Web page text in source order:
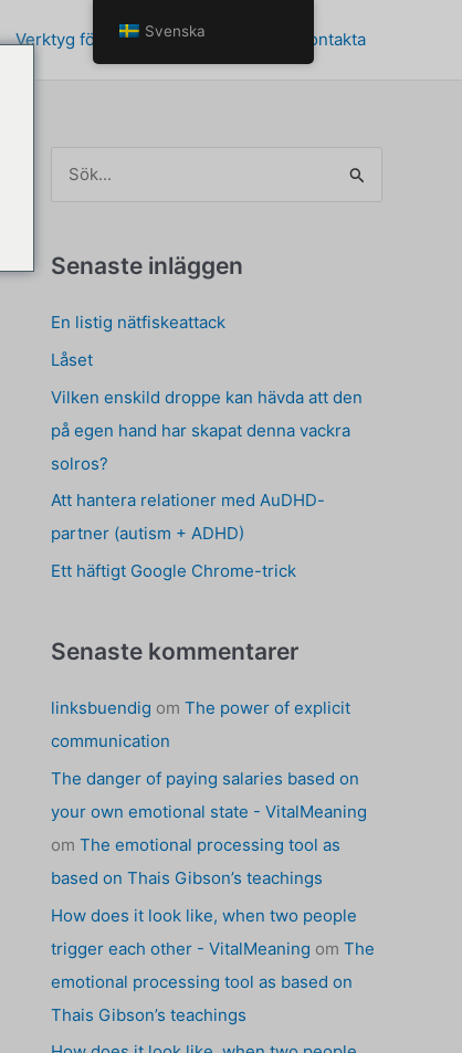
Verktyg för personlig utveckling Kontakta
e
t
e
r
:
Senaste inläggen
En listig nätfiskeattack
Låset
Vilken enskild droppe kan hävda att den
på egen hand har skapat denna vackra
solros?
Att hantera relationer med AuDHD-
partner (autism + ADHD)
Ett häftigt Google Chrome-trick
Senaste kommentarer
linksbuendig om The power of explicit
communication
The danger of paying salaries based on
your own emotional state - VitalMeaning
om The emotional processing tool as
based on Thais Gibson’s teachings
How does it look like, when two people
trigger each other - VitalMeaning om The
emotional processing tool as based on
Thais Gibson’s teachings
Svenska